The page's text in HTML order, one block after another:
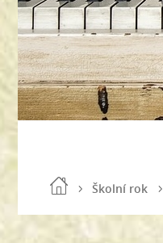
Školní rok